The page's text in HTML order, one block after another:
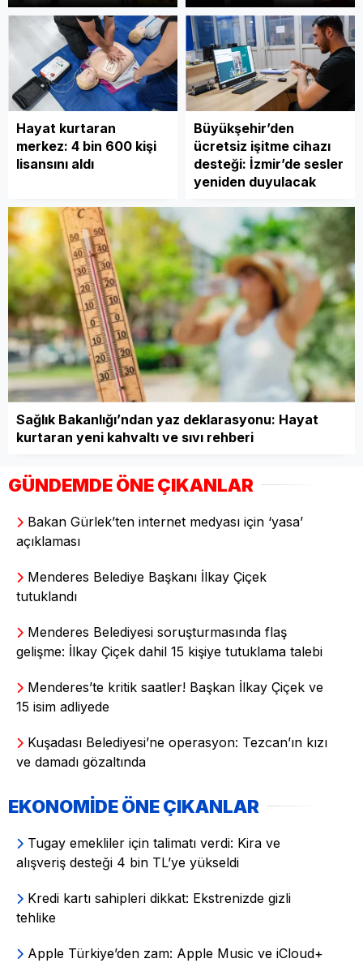
Hayat kurtaran
merkez: 4 bin 600 kişi
lisansını aldı
Büyükşehir’den
ücretsiz işitme cihazı
desteği: İzmir’de sesler
yeniden duyulacak
Sağlık Bakanlığı’ndan yaz deklarasyonu: Hayat
kurtaran yeni kahvaltı ve sıvı rehberi
GÜNDEMDE ÖNE ÇIKANLAR
Bakan Gürlek’ten internet medyası için ‘yasa’
açıklaması
Menderes Belediye Başkanı İlkay Çiçek
tutuklandı
Menderes Belediyesi soruşturmasında flaş
gelişme: İlkay Çiçek dahil 15 kişiye tutuklama talebi
Menderes’te kritik saatler! Başkan İlkay Çiçek ve
15 isim adliyede
Kuşadası Belediyesi’ne operasyon: Tezcan’ın kızı
ve damadı gözaltında
EKONOMİDE ÖNE ÇIKANLAR
Tugay emekliler için talimatı verdi: Kira ve
alışveriş desteği 4 bin TL’ye yükseldi
Kredi kartı sahipleri dikkat: Ekstrenizde gizli
tehlike
Apple Türkiye’den zam: Apple Music ve iCloud+